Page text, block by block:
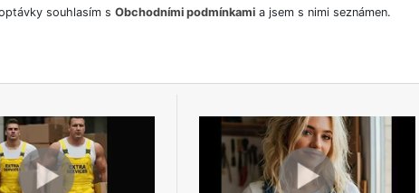
souhlasím s Obchodními podmínkamia jsem s nimi seznámen.